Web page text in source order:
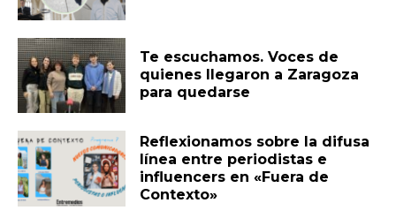
Te escuchamos. Voces de
quienes llegaron a Zaragoza
para quedarse
Reflexionamos sobre la difusa
línea entre periodistas e
influencers en «Fuera de
Contexto»